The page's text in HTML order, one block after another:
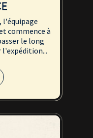
l'équipage
commence à
le long